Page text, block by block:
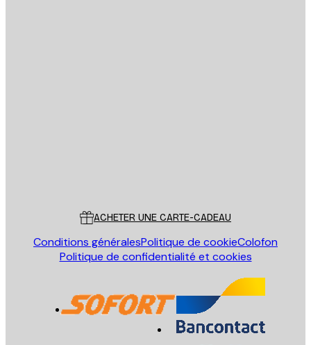
ACHETER UNE CARTE-CADEAU
Conditions généralesPolitique de cookieColofon
Politique de confidentialité et cookies